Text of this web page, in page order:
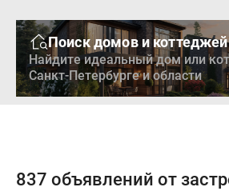
Поиск домов и коттеджей
Найдите идеальный дом или
Санкт-Петербурге и области
837 объявлений от